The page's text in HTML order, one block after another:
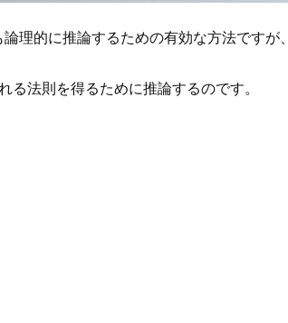
理的に推論するための有効な方法ですが、
法則を得るために推論するのです。